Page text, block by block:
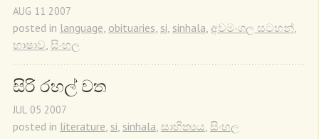
AUG 11 2007
posted in language, obituaries, si, sinhala, අවමංගල සටහන්,
භාෂාව, සිංහල
සිරි රහල් වත
JUL 05 2007
posted in literature, si, sinhala, සාහිත්‍යය, සිංහල